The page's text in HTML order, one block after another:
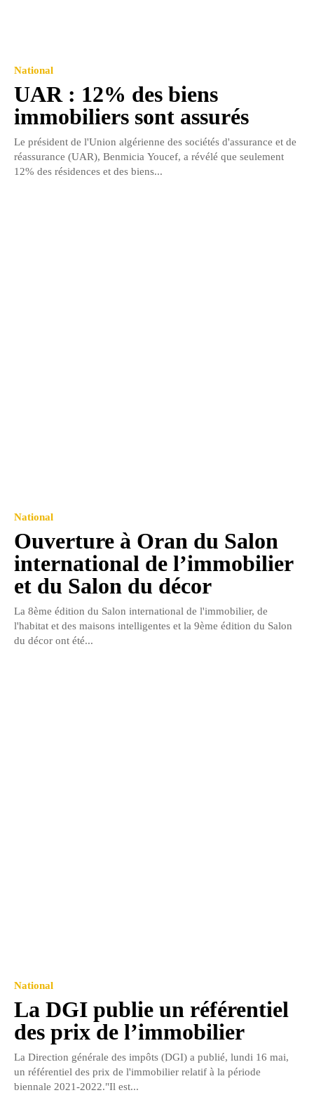
National
UAR : 12% des biens
immobiliers sont assurés
Le président de l'Union algérienne des sociétés d'assurance et de
réassurance (UAR), Benmicia Youcef, a révélé que seulement
12% des résidences et des biens...
National
Ouverture à Oran du Salon
international de l’immobilier
et du Salon du décor
La 8ème édition du Salon international de l'immobilier, de
l'habitat et des maisons intelligentes et la 9ème édition du Salon
du décor ont été...
National
La DGI publie un référentiel
des prix de l’immobilier
La Direction générale des impôts (DGI) a publié, lundi 16 mai,
un référentiel des prix de l'immobilier relatif à la période
biennale 2021-2022."Il est...